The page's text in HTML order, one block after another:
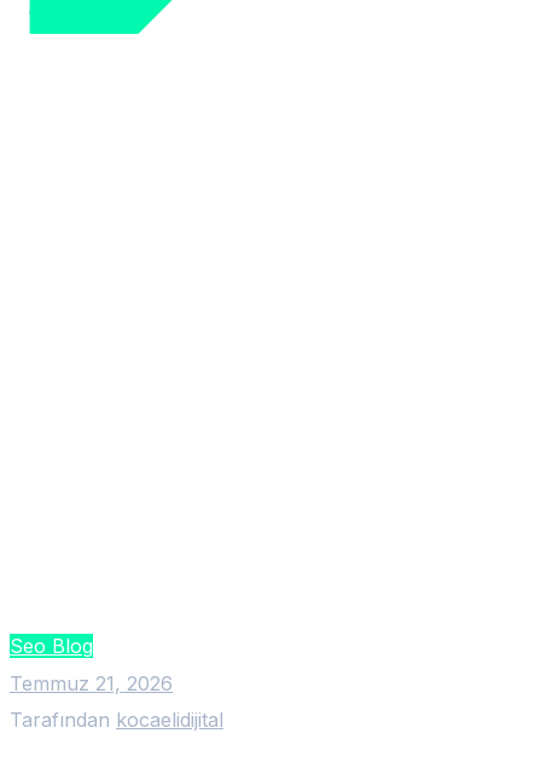
Seo Blog
Temmuz 21, 2026
Tarafından kocaelidijital